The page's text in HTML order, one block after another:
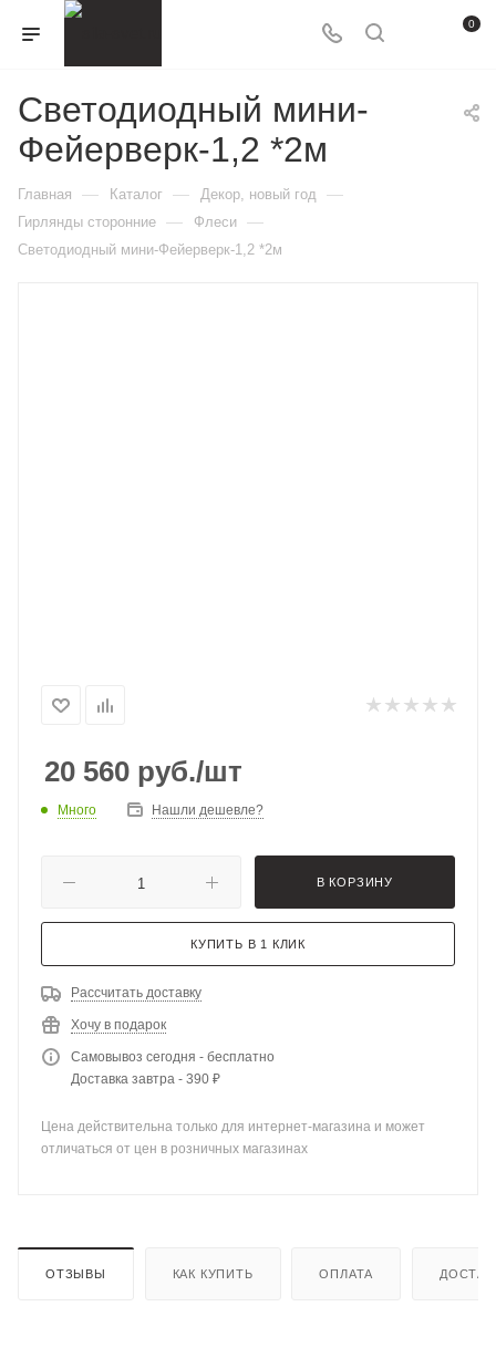
0
Светодиодный мини-
Фейерверк-1,2 *2м
Главная — Каталог — Декор, новый год —
Гирлянды сторонние — Флеси —
Светодиодный мини-Фейерверк-1,2 *2м
20 560 руб./шт
Много Нашли дешевле?
В КОРЗИНУ
КУПИТЬ В 1 КЛИК
Рассчитать доставку
Хочу в подарок
Самовывоз сегодня - бесплатно
Доставка завтра - 390 ₽
Цена действительна только для интернет-магазина и может
отличаться от цен в розничных магазинах
ОТЗЫВЫ КАК КУПИТЬ ОПЛАТА